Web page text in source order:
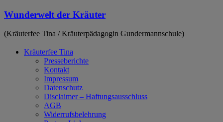
Zum
springen
Wunderwelt der Kräuter
(Kräuterfee Tina / Kräuterpädagogin Gundermannschule)
Kräuterfee Tina
Presseberichte
Kontakt
Impressum
Datenschutz
Disclaimer – Haftungsausschluss
AGB
Widerrufsbelehrung